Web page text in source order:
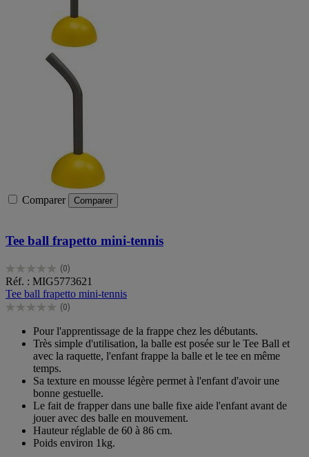
Comparer Comparer
Tee ball frapetto mini-tennis
(0)
0.0
sur
5
étoiles.
Réf. : MIG5773621
Tee ball frapetto mini-tennis
(0)
0.0
étoiles.
Pour l'apprentissage de la frappe chez les débutants.
Très simple d'utilisation, la balle est posée sur le Tee Ball et
avec la raquette, l'enfant frappe la balle et le tee en même
temps.
Sa texture en mousse légère permet à l'enfant d'avoir une
bonne gestuelle.
Le fait de frapper dans une balle fixe aide l'enfant avant de
jouer avec des balle en mouvement.
Hauteur réglable de 60 à 86 cm.
Poids environ 1kg.